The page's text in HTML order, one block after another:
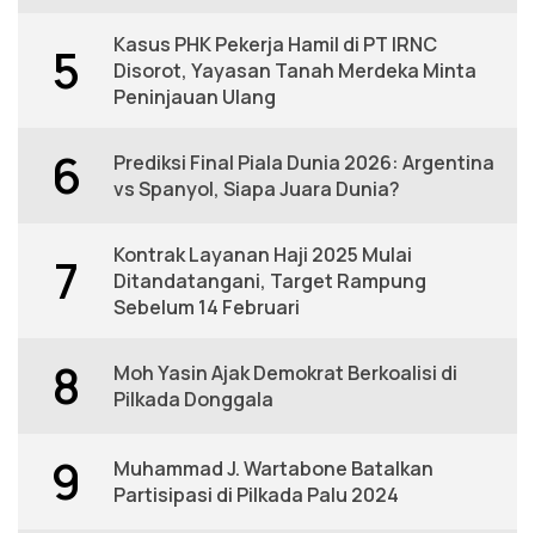
5
Kasus PHK Pekerja Hamil di PT IRNC
Disorot, Yayasan Tanah Merdeka Minta
Peninjauan Ulang
6
Prediksi Final Piala Dunia 2026: Argentina
vs Spanyol, Siapa Juara Dunia?
7
Kontrak Layanan Haji 2025 Mulai
Ditandatangani, Target Rampung
Sebelum 14 Februari
8
Moh Yasin Ajak Demokrat Berkoalisi di
Pilkada Donggala
9
Muhammad J. Wartabone Batalkan
Partisipasi di Pilkada Palu 2024